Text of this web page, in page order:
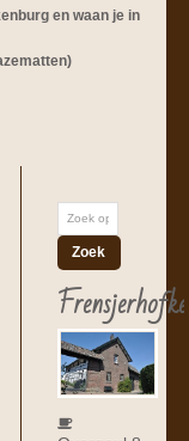
en waan je in
Frensjerhofke